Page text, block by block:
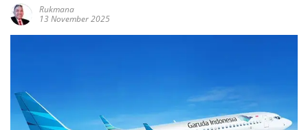
Rukmana
13 November 2025